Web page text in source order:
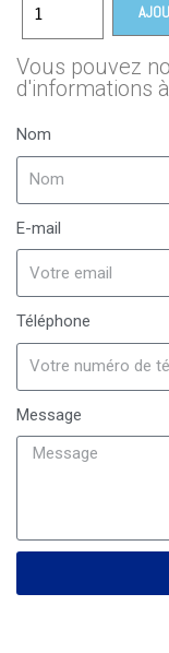
Vous pouvez
d'informations
Nom
E-mail
Téléphone
Message